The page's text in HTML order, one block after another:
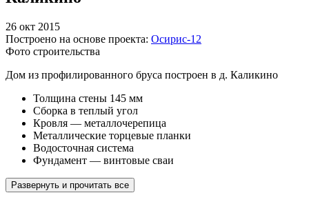
26 окт 2015
Построено на основе проекта: Осирис-12
Фото строительства
Дом из профилированного бруса построен в д. Каликино
Толщина стены 145 мм
Сборка в теплый угол
Кровля — металлочерепица
Металлические торцевые планки
Водосточная система
Фундамент — винтовые сваи
Развернуть и прочитать все